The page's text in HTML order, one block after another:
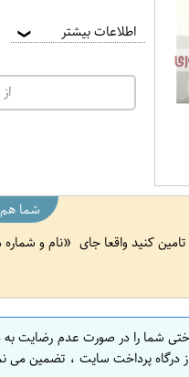
اطلاعات بیشتر ❯
شما هم
کنید واقعا جای
نام و
شما را در صورت عدم
پرداخت سایت ، تضمین می